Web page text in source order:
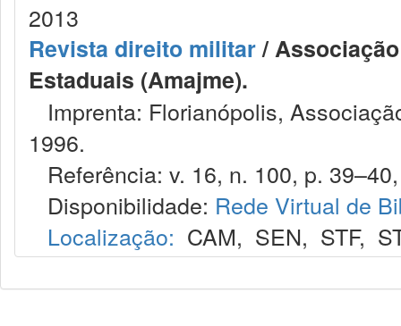
2013
Revista direito militar/
Estaduais (Amajme).
Imprenta: Florianópolis,
1996.
Referência: v. 16, n. 100, p.
Disponibilidade: Rede Virtual de
Localização: CAM, SEN, STF,